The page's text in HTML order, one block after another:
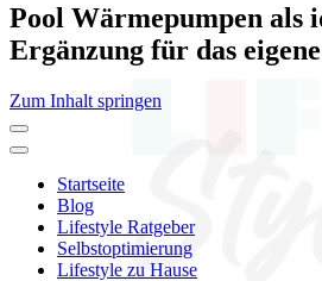
Pool Wärmepumpen als
Ergänzung für das
Zum Inhalt springen
Startseite
Blog
Lifestyle Ratgeber
Selbstoptimierung
Lifestyle zu Hause